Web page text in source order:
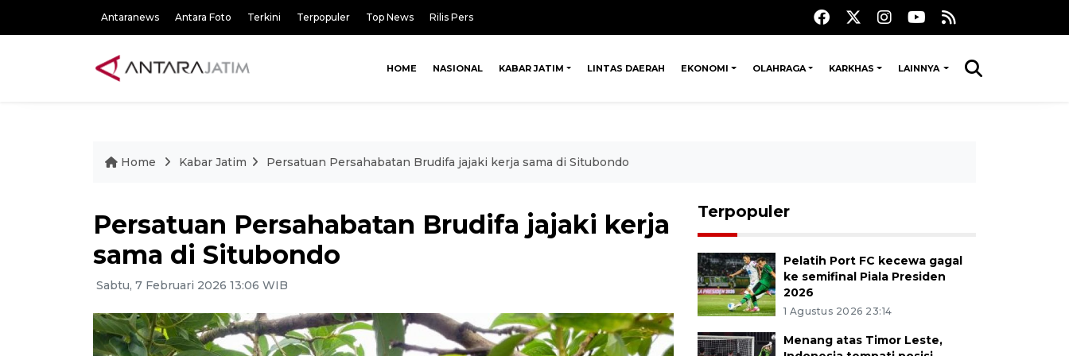
Antaranews Antara Foto Terkini Terpopuler Top News Rilis Pers
HOME NASIONAL KABAR JATIM LINTAS DAERAH EKONOMI OLAHRAGA KARKHAS LAINNYA
Home Kabar Jatim Persatuan Persahabatan Brudifa jajaki kerja sama di Situbondo
Persatuan Persahabatan Brudifa jajaki kerja
sama di Situbondo
Sabtu, 7 Februari 2026 13:06 WIB
Terpopuler
Pelatih Port FC kecewa gagal
ke semifinal Piala Presiden
2026
1 Agustus 2026 23:14
Menang atas Timor Leste,